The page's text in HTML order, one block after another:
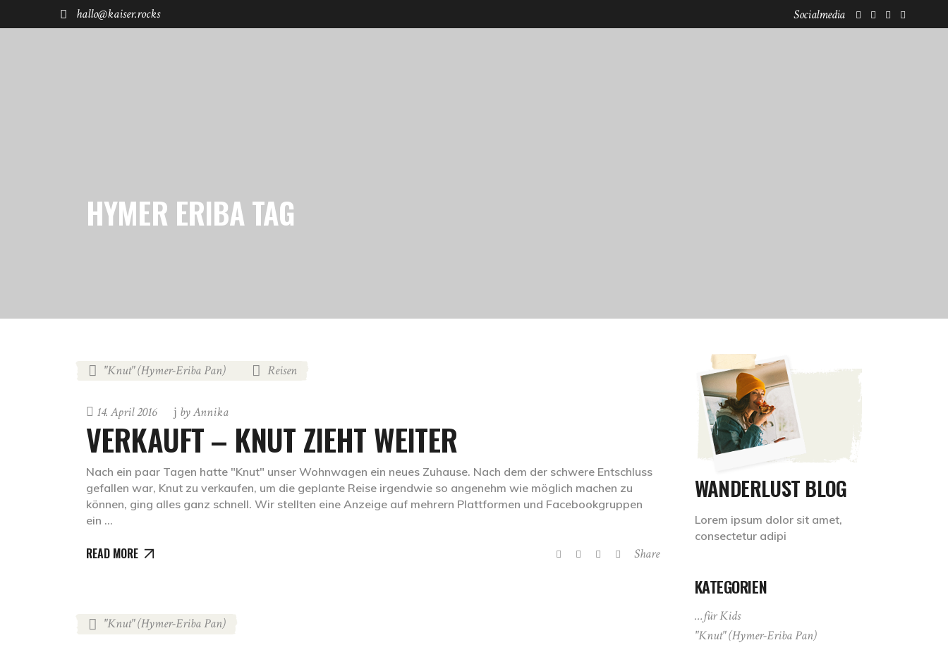
hallo@kaiser.rocks Socialmedia
HYMER ERIBA TAG
"Knut" (Hymer-Eriba Pan) Reisen
14. April 2016 byAnnika
VERKAUFT – KNUT ZIEHT WEITER
Nach ein paar Tagen hatte "Knut" unser Wohnwagen ein neues Zuhause. Nach dem der schwere Entschluss
gefallen war, Knut zu verkaufen, um die geplante Reise irgendwie so angenehm wie möglich machen zu
können, ging alles ganz schnell. Wir stellten eine Anzeige auf mehrern Plattformen und Facebookgruppen
ein
READ MORE Share
"Knut" (Hymer-Eriba Pan)
WANDERLUST BLOG
Lorem ipsum dolor sit amet,
consectetur adipi
KATEGORIEN
…für Kids
"Knut" (Hymer-Eriba Pan)